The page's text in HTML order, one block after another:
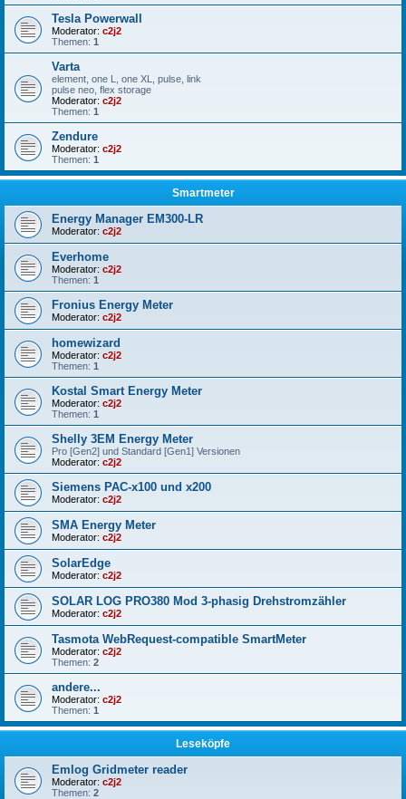
Tesla Powerwall
Moderator: c2j2
Themen: 1
Varta
element, one L, one XL, pulse, link
pulse neo, flex storage
Moderator: c2j2
Themen: 1
Zendure
Moderator: c2j2
Themen: 1
Smartmeter
Energy Manager EM300-LR
Moderator: c2j2
Everhome
Moderator: c2j2
Themen: 1
Fronius Energy Meter
Moderator: c2j2
homewizard
Moderator: c2j2
Themen: 1
Kostal Smart Energy Meter
Moderator: c2j2
Themen: 1
Shelly 3EM Energy Meter
Pro [Gen2] und Standard [Gen1] Versionen
Moderator: c2j2
Siemens PAC-x100 und x200
Moderator: c2j2
SMA Energy Meter
Moderator: c2j2
SolarEdge
Moderator: c2j2
SOLAR LOG PRO380 Mod 3-phasig Drehstromzähler
Moderator: c2j2
Tasmota WebRequest-compatible SmartMeter
Moderator: c2j2
Themen: 2
andere...
Moderator: c2j2
Themen: 1
Leseköpfe
Emlog Gridmeter reader
Moderator: c2j2
Themen: 2